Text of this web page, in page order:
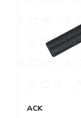
ACK